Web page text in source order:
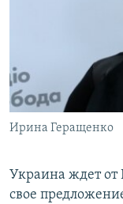
ПОБЕДИТЕЛЕЙ НЕ
ELIFBE
УКРАИНСКАЯ
Все сайты RFE/
Ирина Геращенко
Украина ждет от
свое